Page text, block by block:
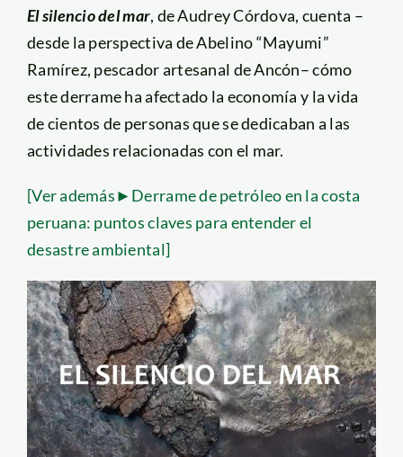
El silencio del mar, de Audrey Córdova, cuenta –
desde la perspectiva de Abelino “Mayumi”
Ramírez, pescador artesanal de Ancón– cómo
este derrame ha afectado la economía y la vida
de cientos de personas que se dedicaban a las
actividades relacionadas con el mar.
[Ver además►Derrame de petróleo en la costa
peruana: puntos claves para entender el
desastre ambiental]